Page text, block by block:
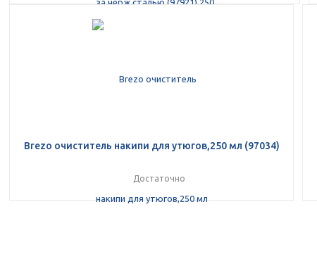
Brezo очиститель накипи для утюгов,250 мл (97034)
Достаточно